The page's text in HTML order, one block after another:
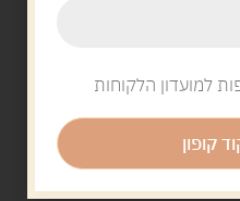
למועדון הלקוחות
קופון